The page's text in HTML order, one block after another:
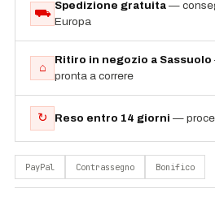
⛟
Spedizione gratuita —
Europa
⌂
Ritiro in negozio a Sassuolo
pronta a correre
↻ Reso entro 14 giorni —
PayPal Contrassegno Bonifico